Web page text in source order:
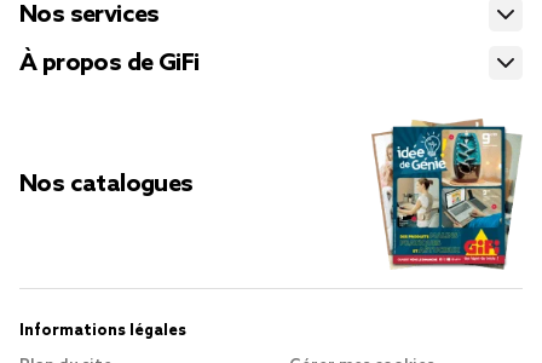
Nos services
À propos de GiFi
Nos catalogues
Informations légales